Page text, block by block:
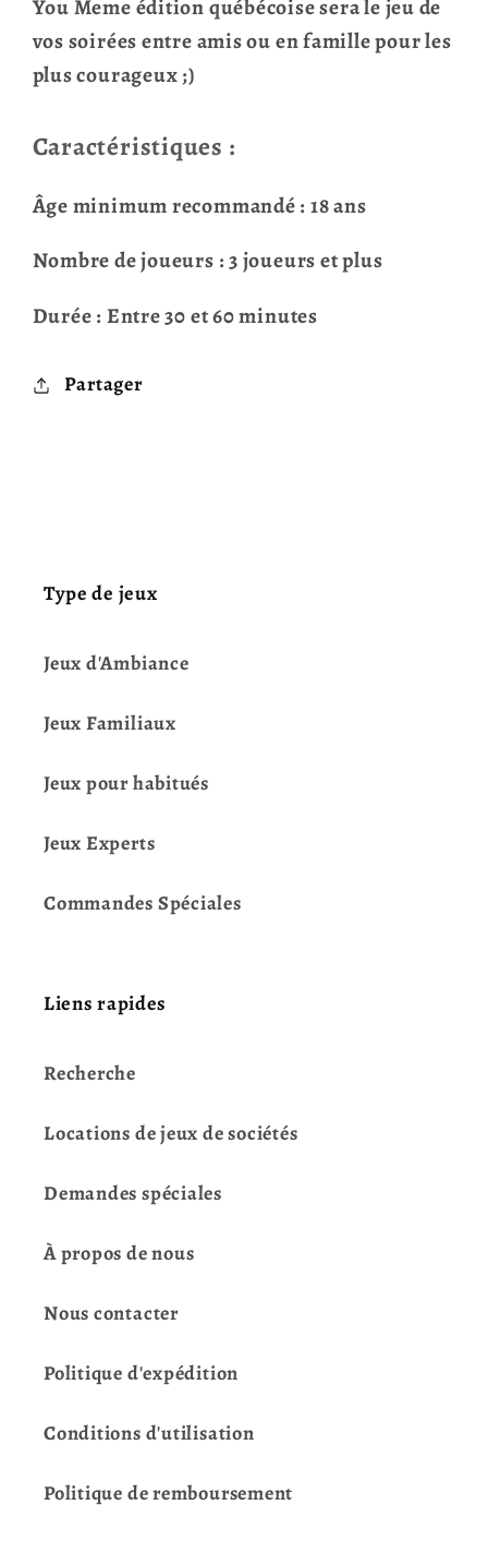
You Meme édition québécoise sera le jeu de
vos soirées entre amis ou en famille pour les
plus courageux ;)
Caractéristiques :
Âge minimum recommandé : 18 ans
Nombre de joueurs : 3 joueurs et plus
Durée : Entre 30 et 60 minutes
Partager
Type de jeux
Jeux d'Ambiance
Jeux Familiaux
Jeux pour habitués
Jeux Experts
Commandes Spéciales
Liens rapides
Recherche
Locations de jeux de sociétés
Demandes spéciales
À propos de nous
Nous contacter
Politique d'expédition
Conditions d'utilisation
Politique de remboursement